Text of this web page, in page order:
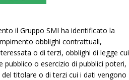
il Gruppo SMI ha identificato la
obblighi contrattuali,
o di terzi, obblighi di legge cui
o esercizio di pubblici poteri,
titolare o di terzi cui i dati vengono